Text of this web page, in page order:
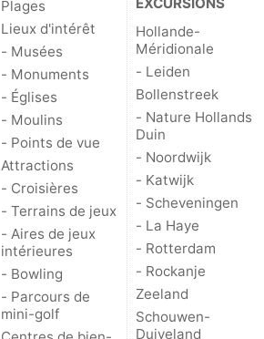
Plages
Lieux d'intérêt
- Musées
- Monuments
- Églises
- Moulins
- Points de vue
Attractions
- Croisières
- Terrains de jeux
- Aires de jeux
intérieures
- Bowling
- Parcours de
mini-golf
Hollande-
Méridionale
- Leiden
Bollenstreek
- Nature Hollands
Duin
- Noordwijk
- Katwijk
- Scheveningen
- La Haye
- Rotterdam
- Rockanje
Zeeland
Schouwen-
Duiveland